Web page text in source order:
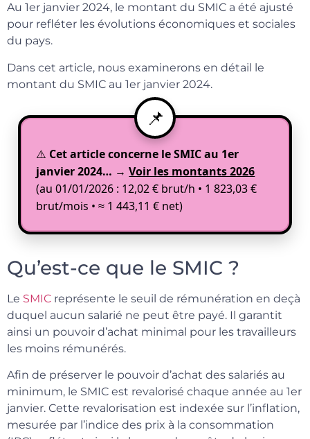
Au 1er janvier 2024, le montant du SMIC a été ajusté
pour refléter les évolutions économiques et sociales
du pays.
Dans cet article, nous examinerons en détail le
montant du SMIC au 1er janvier 2024.
⚠️ Cet article concerne le SMIC au 1er
janvier 2024… →Voir les montants 2026
(au 01/01/2026 : 12,02 € brut/h • 1 823,03 €
brut/mois • ≈ 1 443,11 € net)
Qu’est-ce que le SMIC ?
Le SMIC représente le seuil de rémunération en deçà
duquel aucun salarié ne peut être payé. Il garantit
ainsi un pouvoir d’achat minimal pour les travailleurs
les moins rémunérés.
Afin de préserver le pouvoir d’achat des salariés au
minimum, le SMIC est revalorisé chaque année au 1er
janvier. Cette revalorisation est indexée sur l’inflation,
mesurée par l’indice des prix à la consommation